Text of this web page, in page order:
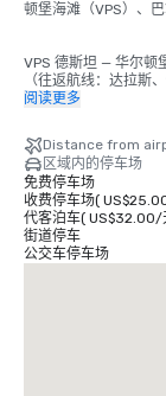
顿堡海滩（VPS）、
VPS 德斯坦 — 华尔顿
（往返航线：达拉斯
空、联合航空（往返
纳什维尔、圣路易斯
阅读更多
Distance from
区域内的停车场
免费停车场
收费停车场(
代客泊车( US$32.00/
街道停车
公交车停车场